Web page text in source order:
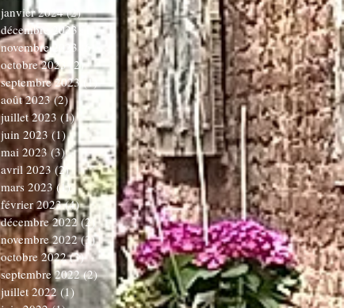
janvier 2024 (2)2 posts
décembre 2023 (1)
1 post
novembre 2023
(6)
6 posts
octobre 2023 (2)2 posts
septembre 2023 (1)
août 2023 (2)2 posts
juillet 2023 (1)1 post
juin 2023 (1)1 post
mai 2023 (3)3 posts
avril 2023 (2)2 posts
mars 2023 (1)1 post
février 2023 (4)4 posts
décembre 2022 (2)2 posts
novembre 2022 (3)3 posts
octobre 2022 (3)3 posts
septembre 2022 (2)2 posts
juillet 2022 (1) 1 post